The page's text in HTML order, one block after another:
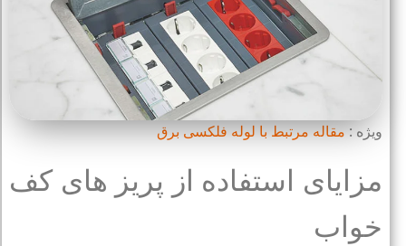
ویژه :مقاله مرتبط با لوله فلکسی برق
مزایای استفاده از پریز های کف
خواب